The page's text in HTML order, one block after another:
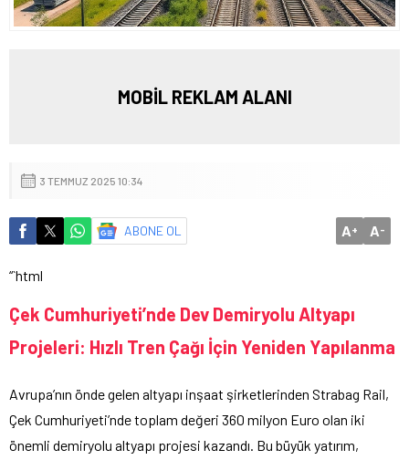
MOBİL REKLAM ALANI
3 TEMMUZ 2025 10:34
ABONE OL A+ A-
“`html
Çek Cumhuriyeti’nde Dev Demiryolu Altyapı
Projeleri: Hızlı Tren Çağı İçin Yeniden Yapılanma
Avrupa’nın önde gelen altyapı inşaat şirketlerinden Strabag Rail,
Çek Cumhuriyeti’nde toplam değeri 360 milyon Euro olan iki
önemli demiryolu altyapı projesi kazandı. Bu büyük yatırım,